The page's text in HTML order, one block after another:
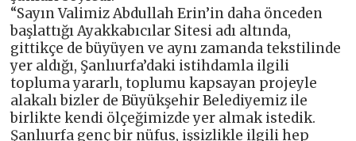
“Sayın Valimiz Abdullah Erin’in daha önceden
başlattığı Ayakkabıcılar Sitesi adı altında,
gittikçe de büyüyen ve aynı zamanda tekstilinde
yer aldığı, Şanlıurfa’daki istihdamla ilgili
topluma yararlı, toplumu kapsayan projeyle
alakalı bizler de Büyükşehir Belediyemiz ile
birlikte kendi ölçeğimizde yer almak istedik.
Şanlıurfa genç bir nüfus, işsizlikle ilgili hep